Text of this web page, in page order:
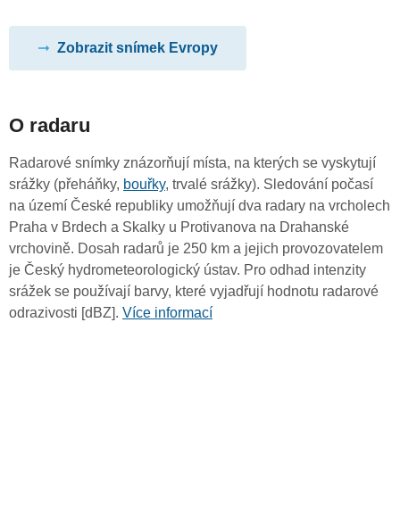
Zobrazit snímek Evropy
O radaru
Radarové snímky znázorňují místa, na kterých se vyskytují
srážky (přeháňky, bouřky, trvalé srážky). Sledování počasí
na území České republiky umožňují dva radary na vrcholech
Praha v Brdech a Skalky u Protivanova na Drahanské
vrchovině. Dosah radarů je 250 km a jejich provozovatelem
je Český hydrometeorologický ústav. Pro odhad intenzity
srážek se používají barvy, které vyjadřují hodnotu radarové
odrazivosti [dBZ]. Více informací